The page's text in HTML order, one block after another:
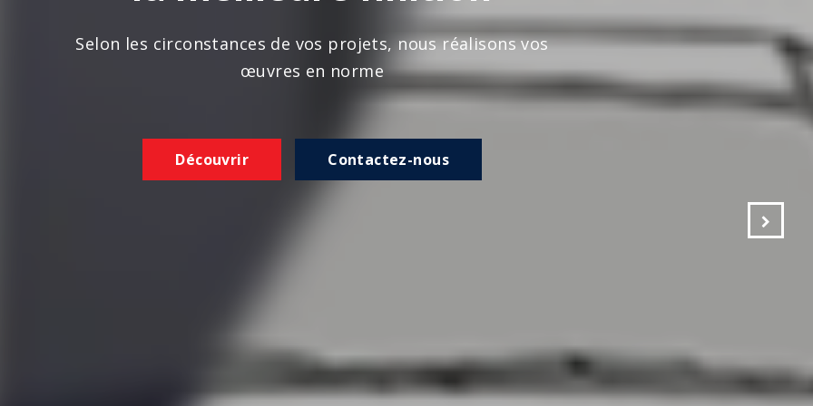
les circonstances de vos projets, nous réalisons vos
œuvres en norme
Contactez-nous